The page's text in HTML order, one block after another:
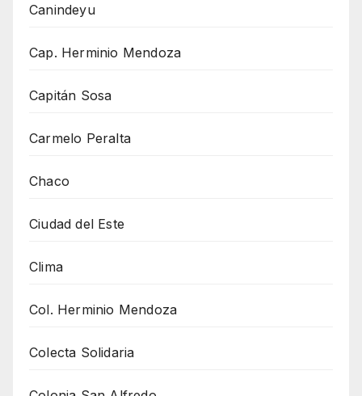
Canindeyu
Cap. Herminio Mendoza
Capitán Sosa
Carmelo Peralta
Chaco
Ciudad del Este
Clima
Col. Herminio Mendoza
Colecta Solidaria